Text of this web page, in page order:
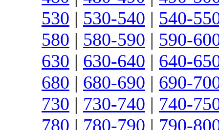
530 | 530-540 | 540-
580 | 580-590 | 590-
630 | 630-640 | 640-
680 | 680-690 | 690-
730 | 730-740 | 740-
780 | 780-790 | 790-